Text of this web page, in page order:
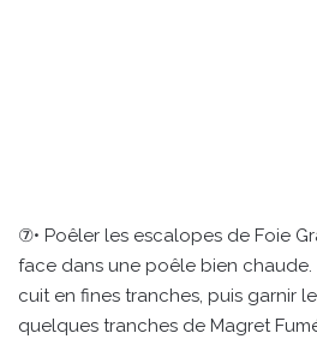
⑦• Poêler les escalopes de Foie
face dans une poêle bien chaude.
cuit en fines tranches, puis garnir
quelques tranches de Magret